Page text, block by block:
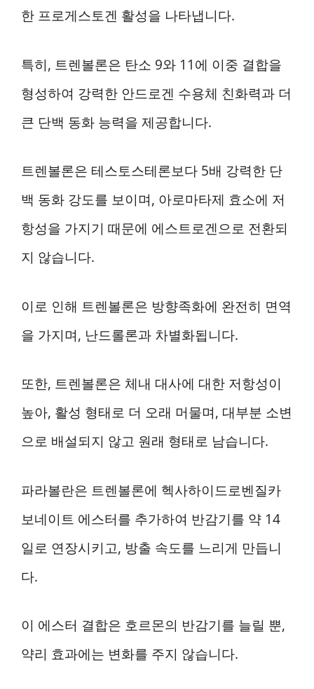
한 프로게스토겐 활성을 나타냅니다.
특히, 트렌볼론은 탄소 9와 11에 이중 결합을
형성하여 강력한 안드로겐 수용체 친화력과 더
큰 단백 동화 능력을 제공합니다.
트렌볼론은 테스토스테론보다 5배 강력한 단
백 동화 강도를 보이며, 아로마타제 효소에 저
항성을 가지기 때문에 에스트로겐으로 전환되
지 않습니다.
이로 인해 트렌볼론은 방향족화에 완전히 면역
을 가지며, 난드롤론과 차별화됩니다.
또한, 트렌볼론은 체내 대사에 대한 저항성이
높아, 활성 형태로 더 오래 머물며, 대부분 소변
으로 배설되지 않고 원래 형태로 남습니다.
파라볼란은 트렌볼론에 헥사하이드로벤질카
보네이트 에스터를 추가하여 반감기를 약 14
일로 연장시키고, 방출 속도를 느리게 만듭니
다.
이 에스터 결합은 호르몬의 반감기를 늘릴 뿐,
약리 효과에는 변화를 주지 않습니다.